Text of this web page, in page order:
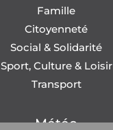
Famille
Citoyenneté
Social & Solidarité
Sport, Culture & Loisir
Transport
Météo